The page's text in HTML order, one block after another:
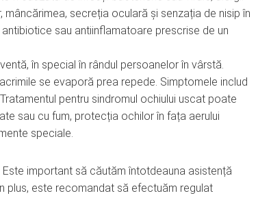
secreția oculară și senzația de nisip în
sau antiinflamatoare prescrise de un
în special în rândul persoanelor în vârstă.
se evaporă prea repede. Simptomele includ
pentru sindromul ochiului uscat poate
sau cu fum, protecția ochilor în fața aerului
speciale.
important să căutăm întotdeauna asistență
plus, este recomandat să efectuăm regulat